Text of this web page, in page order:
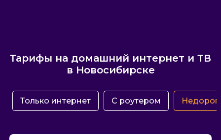
Тарифы на домашний интернет и ТВ
в Новосибирске
Только интернет С роутером